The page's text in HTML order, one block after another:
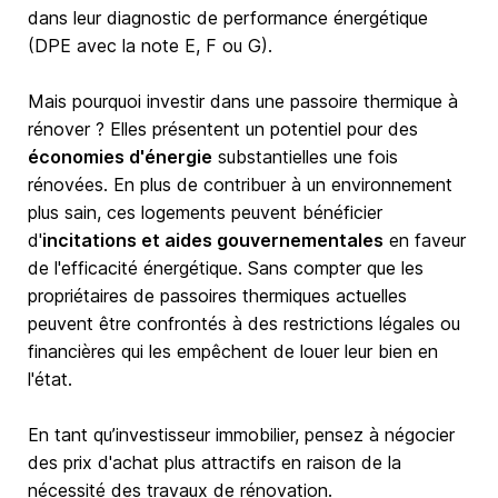
dans leur diagnostic de performance énergétique
(DPE avec la note E, F ou G).
Mais pourquoi investir dans une passoire thermique à
rénover ? Elles présentent un potentiel pour des
économies d'énergie substantielles une fois
rénovées. En plus de contribuer à un environnement
plus sain, ces logements peuvent bénéficier
d'incitations et aides gouvernementales en faveur
de l'efficacité énergétique. Sans compter que les
propriétaires de passoires thermiques actuelles
peuvent être confrontés à des restrictions légales ou
financières qui les empêchent de louer leur bien en
l'état.
En tant qu’investisseur immobilier, pensez à négocier
des prix d'achat plus attractifs en raison de la
nécessité des travaux de rénovation.